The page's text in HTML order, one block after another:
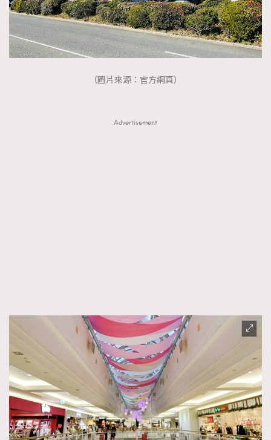
（圖片來源：官方網頁）
Advertisement